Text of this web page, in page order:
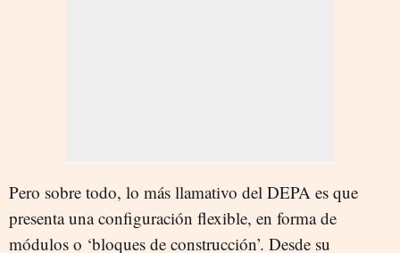
Pero sobre todo, lo más llamativo del DEPA es que
presenta una configuración flexible, en forma de
módulos o ‘bloques de construcción’. Desde su